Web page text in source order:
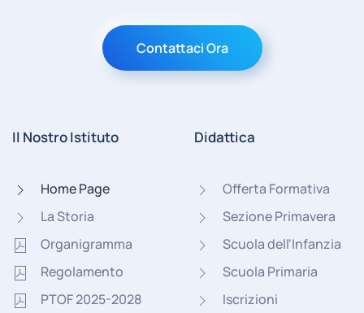
Contattaci Ora
Il Nostro Istituto
Home Page
La Storia
Organigramma
Regolamento
PTOF 2025-2028
Didattica
Offerta Formativa
Sezione Primavera
Scuola dell'Infanzia
Scuola Primaria
Iscrizioni